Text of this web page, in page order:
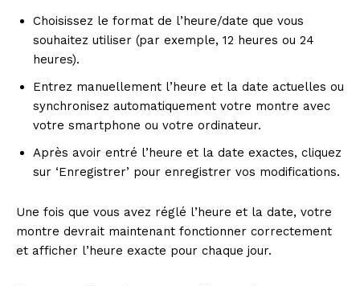
Choisissez le format de l’heure/date que vous
souhaitez utiliser (par exemple, 12 heures ou 24
heures).
Entrez manuellement l’heure et la date actuelles ou
synchronisez automatiquement votre montre avec
votre smartphone ou votre ordinateur.
Après avoir entré l’heure et la date exactes, cliquez
sur ‘Enregistrer’ pour enregistrer vos modifications.
Une fois que vous avez réglé l’heure et la date, votre
montre devrait maintenant fonctionner correctement
et afficher l’heure exacte pour chaque jour.